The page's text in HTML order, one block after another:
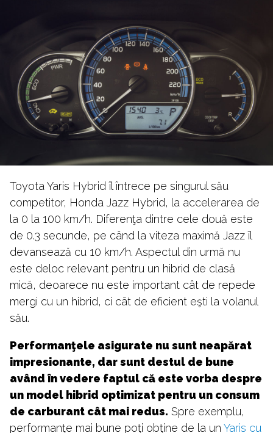
Toyota Yaris Hybrid îl întrece pe singurul său
competitor, Honda Jazz Hybrid, la accelerarea de
la 0 la 100 km/h. Diferenţa dintre cele două este
de 0.3 secunde, pe când la viteza maximă Jazz îl
devansează cu 10 km/h. Aspectul din urmă nu
este deloc relevant pentru un hibrid de clasă
mică, deoarece nu este important cât de repede
mergi cu un hibrid, ci cât de eficient eşti la volanul
său.
Performanţele asigurate nu sunt neapărat
impresionante, dar sunt destul de bune
având în vedere faptul că este vorba despre
un model hibrid optimizat pentru un consum
de carburant cât mai redus. Spre exemplu,
performanţe mai bune poţi obţine de la un Yaris cu